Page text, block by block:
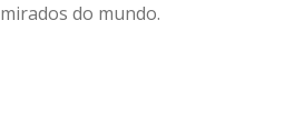
do mundo.